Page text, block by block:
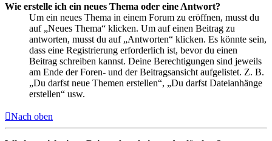
Wie erstelle ich ein neues Thema oder eine Antwort?
Um ein neues Thema in einem Forum zu eröffnen, musst du
auf „Neues Thema“ klicken. Um auf einen Beitrag zu
antworten, musst du auf „Antworten“ klicken. Es könnte sein,
dass eine Registrierung erforderlich ist, bevor du einen
Beitrag schreiben kannst. Deine Berechtigungen sind jeweils
am Ende der Foren- und der Beitragsansicht aufgelistet. Z. B.
„Du darfst neue Themen erstellen“, „Du darfst Dateianhänge
erstellen“ usw.
Nach oben